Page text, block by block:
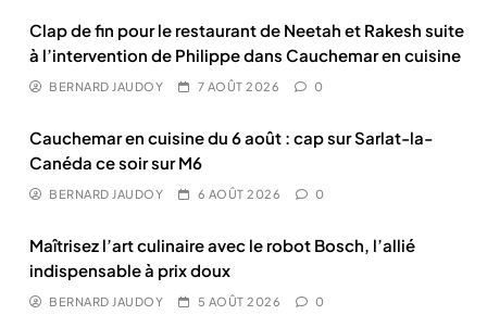
Clap de fin pour le restaurant de Neetah et Rakesh suite
à l’intervention de Philippe dans Cauchemar en cuisine
BERNARD JAUDOY 7 AOÛT 2026 0
Cauchemar en cuisine du 6 août : cap sur Sarlat-la-
Canéda ce soir sur M6
BERNARD JAUDOY 6 AOÛT 2026 0
Maîtrisez l’art culinaire avec le robot Bosch, l’allié
indispensable à prix doux
BERNARD JAUDOY 5 AOÛT 2026 0